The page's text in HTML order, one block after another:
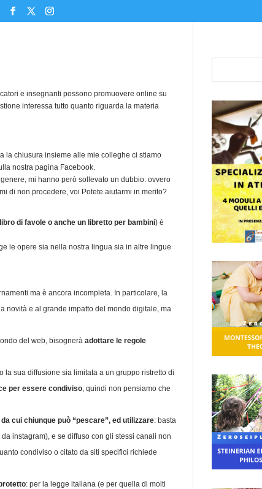
e insegnanti possono promuovere online su
interessa tutto quanto riguarda la materia
la chiusura insieme alle mie colleghe ci stiamo
nostra pagina Facebook.
mi hanno però sollevato un dubbio: ovvero
di non procedere, voi Potete aiutarmi in merito?
di favole o anche un libretto per bambini) è
le opere sia nella nostra lingua sia in altre lingue
ma è ancora incompleta. In particolare, la
novità e al grande impatto del mondo digitale, ma
del web, bisogneràadottare le regole
la sua diffusione sia limitata a un gruppo ristretto di
per essere condiviso, quindi non pensiamo che
cui chiunque può “pescare”, ed utilizzare: basta
instagram), e se diffuso con gli stessi canali non
condiviso o citato da siti specifici richiede
: per la legge italiana (e per quella di molti